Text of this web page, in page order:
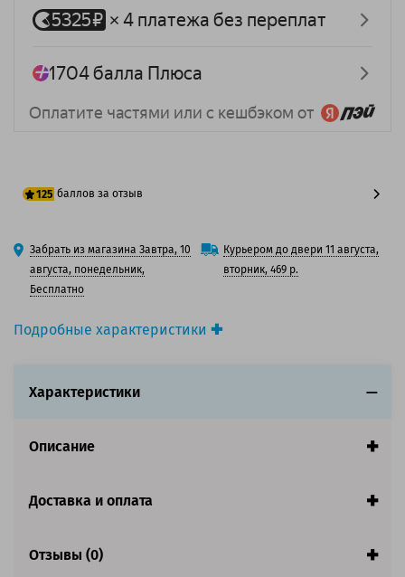
Подробные характеристики
Вид товара:Картридж лазерный
Ресурс:10 000 страниц формата А4 при 5%
Страна:Япония
125 баллов за отзыв
100 баллов
125 баллов
Забрать из магазина Завтра, 10
августа, понедельник,
Бесплатно
Курьером до двери 11 августа,
вторник, 469 р.
Характеристики
Описание
Доставка и оплата
Отзывы (0)